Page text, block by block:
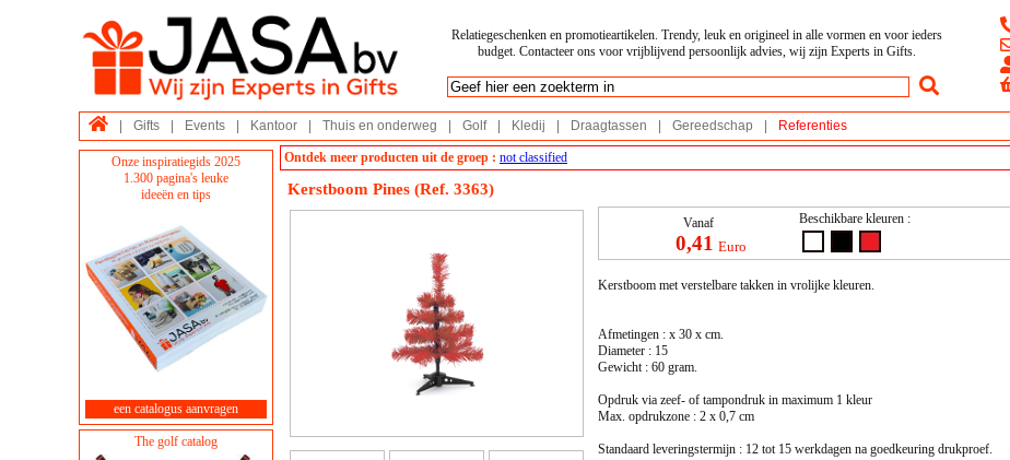
Relatiegeschenken en promotieartikelen. Trendy, leuk en origineel in alle vormen en voor ieders
budget. Contacteer ons voor vrijblijvend persoonlijk advies, wij zijn Experts in Gifts.
Gifts Events Kantoor Thuis en onderweg Golf Kledij Draagtassen Gereedschap Referenties
Onze inspiratiegids 2025
1.300 pagina's leuke
ideeën en tips
een catalogus aanvragen
The golf catalog
Ontdek meer producten uit de groep : not classified
Kerstboom Pines (Ref. 3363)
Vanaf
0,41 Euro
Beschikbare kleuren :
Kerstboom met verstelbare takken in vrolijke kleuren.
Afmetingen : x 30 x cm.
Diameter : 15
Gewicht : 60 gram.
Opdruk via zeef- of tampondruk in maximum 1 kleur
Max. opdrukzone : 2 x 0,7 cm
Standaard leveringstermijn : 12 tot 15 werkdagen na goedkeuring drukproef.